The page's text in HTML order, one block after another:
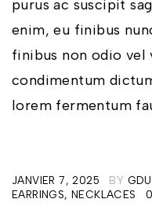
purus ac suscipit
enim, eu finibus
finibus non odio vel
condimentum
lorem fermentum
JANVIER 7, 2025 BY
EARRINGS,NECKLACES